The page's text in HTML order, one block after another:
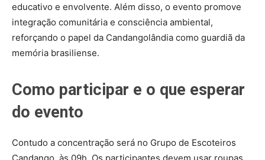
educativo e envolvente. Além disso, o evento promove
integração comunitária e consciência ambiental,
reforçando o papel da Candangolândia como guardiã da
memória brasiliense.
Como participar e o que esperar
do evento
Contudo a concentração será no Grupo de Escoteiros